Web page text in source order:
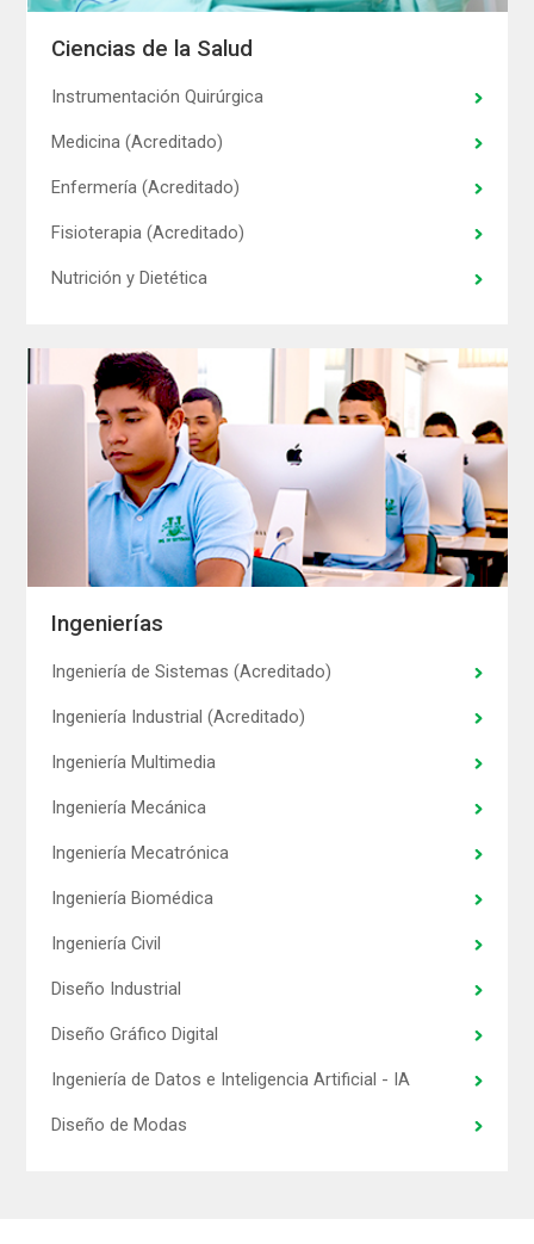
Ciencias de la Salud
Instrumentación Quirúrgica
Medicina (Acreditado)
Enfermería (Acreditado)
Fisioterapia (Acreditado)
Nutrición y Dietética
Ingenierías
Ingeniería de Sistemas (Acreditado)
Ingeniería Industrial (Acreditado)
Ingeniería Multimedia
Ingeniería Mecánica
Ingeniería Mecatrónica
Ingeniería Biomédica
Ingeniería Civil
Diseño Industrial
Diseño Gráfico Digital
Ingeniería de Datos e Inteligencia Artificial - IA
Diseño de Modas